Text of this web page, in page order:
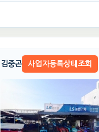
김중곤 사업자등록상태조회